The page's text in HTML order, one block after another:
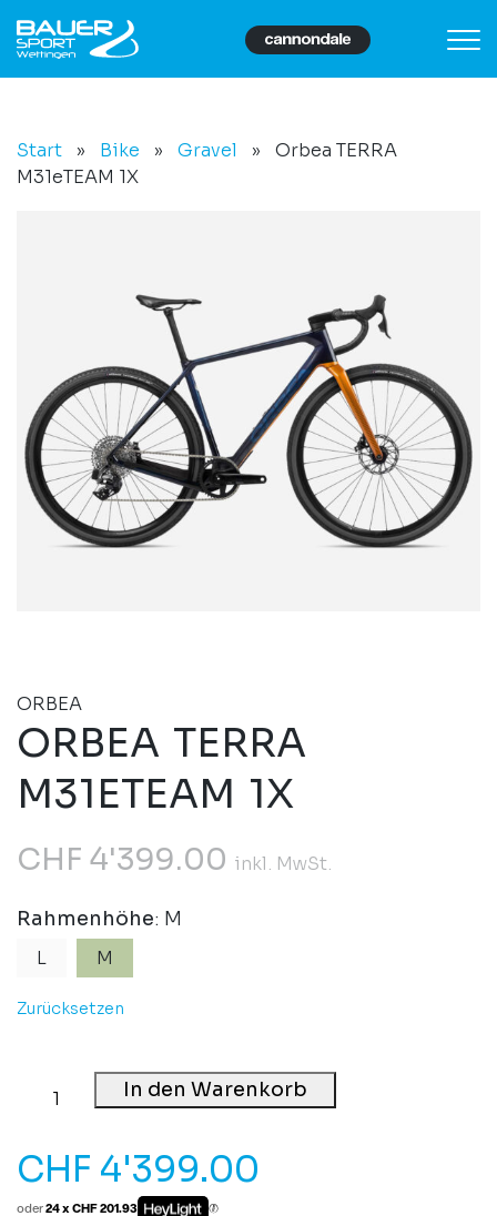
Start » Bike » Gravel »
Orbea TERRA
M31eTEAM 1X
ORBEA
ORBEA TERRA
M31ETEAM 1X
CHF 4'399.00 inkl. MwSt.
Rahmenhöhe: M
L M
Zurücksetzen
In den Warenkorb
CHF 4'399.00
oder24 x CHF 201.93